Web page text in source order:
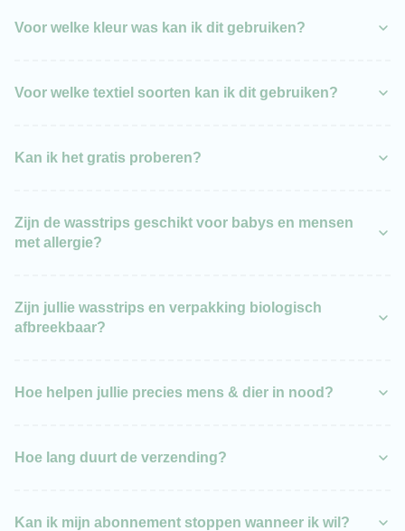
Voor welke kleur was kan ik dit gebruiken?
Voor welke textiel soorten kan ik dit gebruiken?
Kan ik het gratis proberen?
dagen proefwassen.
Zijn de wasstrips geschikt voor babys en mensen
met allergie?
Zijn jullie wasstrips en verpakking biologisch
afbreekbaar?
Hoe helpen jullie precies mens & dier in nood?
Hoe lang duurt de verzending?
Kan ik mijn abonnement stoppen wanneer ik wil?